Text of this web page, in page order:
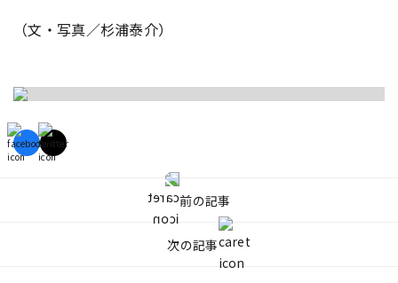
（文・写真／杉浦泰介）
前の記事
次の記事